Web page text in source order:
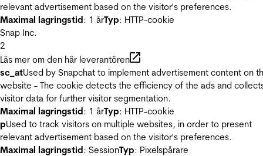
relevant advertisement based on the visitor's preferences.
Maximal lagringstid: 1 årTyp: HTTP-cookie
Snap Inc.
2
Läs mer om den här leverantören
sc_atUsed by Snapchat to implement advertisement content on
website - The cookie detects the efficiency of the ads and
visitor data for further visitor segmentation.
Maximal lagringstid: 1 årTyp: HTTP-cookie
pUsed to track visitors on multiple websites, in order to present
relevant advertisement based on the visitor's preferences.
Maximal lagringstid: SessionTyp: Pixelspårare